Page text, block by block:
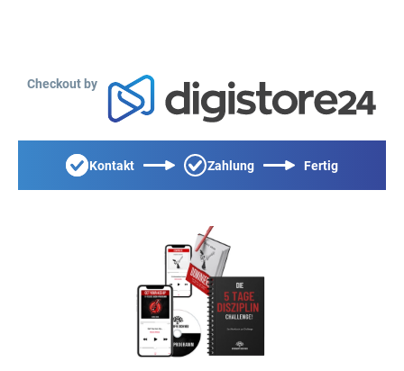
Checkout by
Kontakt Zahlung Fertig